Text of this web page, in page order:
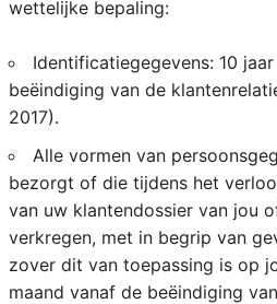
wettelijke bepaling:
Identificatiegegevens: 10
beëindiging van de
2017).
Alle vormen van
bezorgt of die tijdens het
van uw klantendossier van jou
verkregen, met in begrip van
zover dit van toepassing is op
maand vanaf de beëindiging